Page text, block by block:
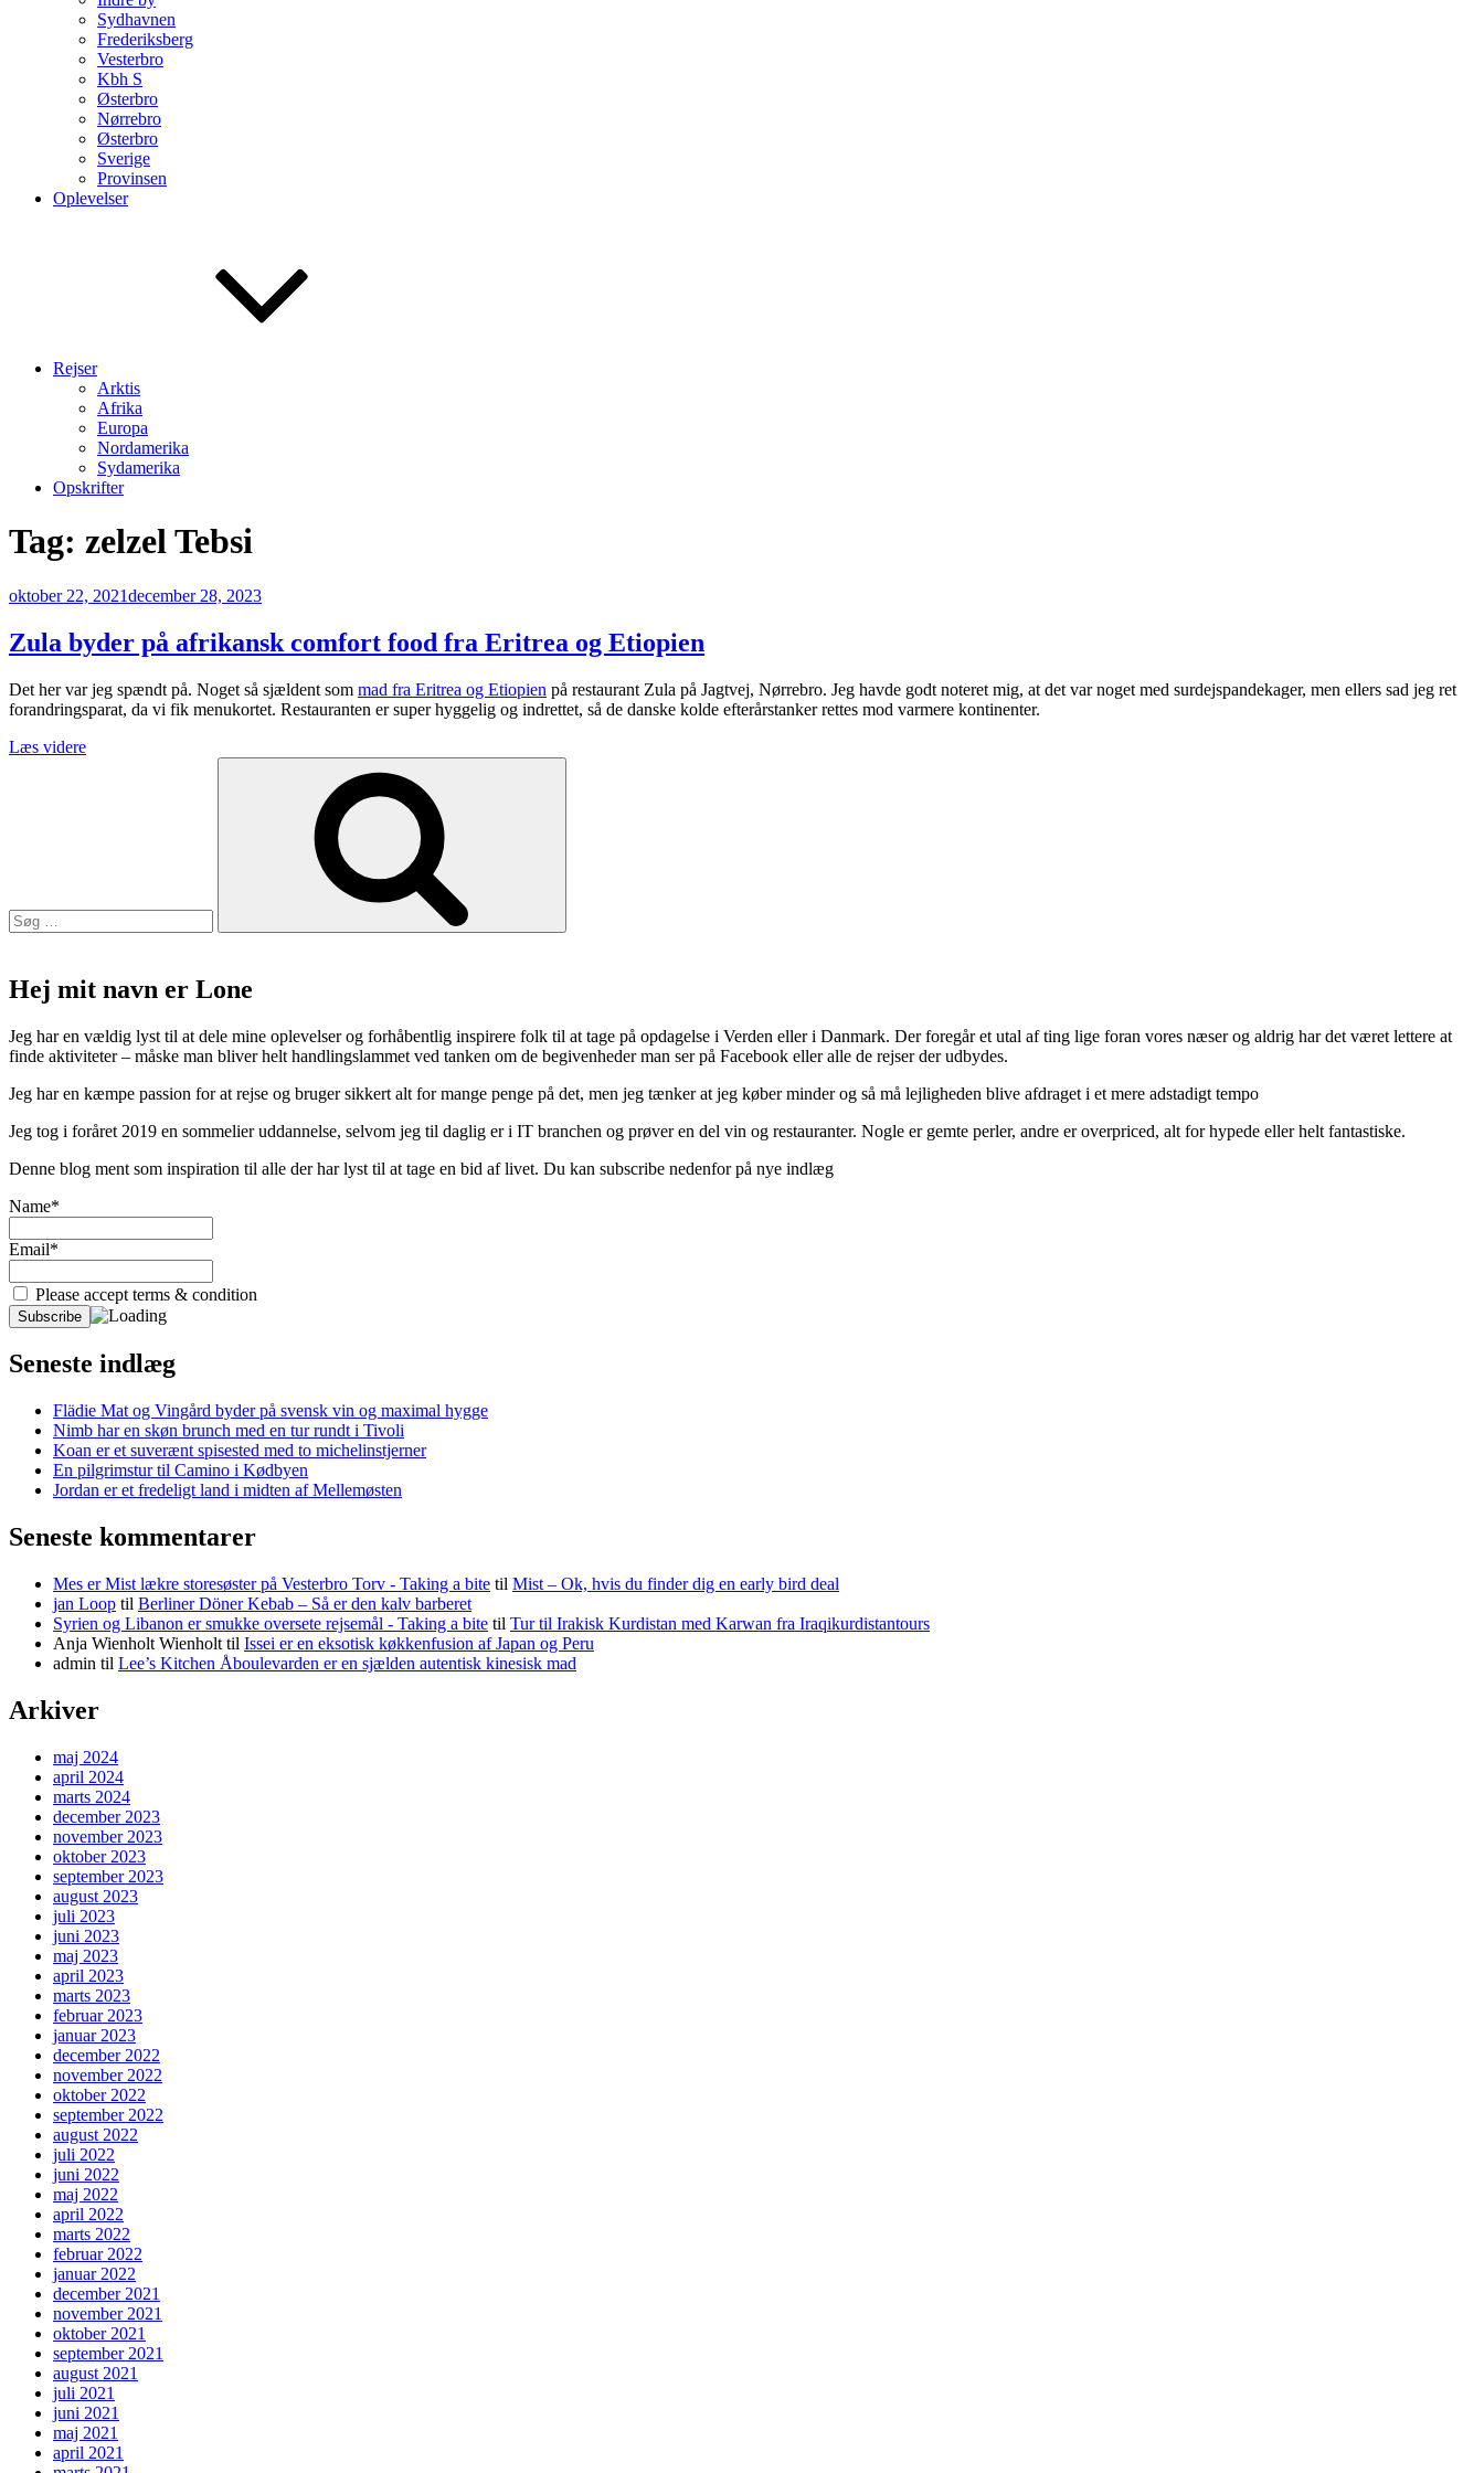
Sydhavnen
Frederiksberg
Vesterbro
Kbh S
Østerbro
Nørrebro
Østerbro
Sverige
Provinsen
Oplevelser
Rejser
Arktis
Afrika
Europa
Nordamerika
Sydamerika
Opskrifter
Tag: zelzel Tebsi
Udgivet
oktober 22, 2021december 28, 2023
Zula byder på afrikansk comfort food fra Eritrea og Etiopien
Det her var jeg spændt på. Noget så sjældent som mad fra Eritrea og Etiopien på restaurant Zula på Jagtvej, Nørrebro. Jeg havde godt noteret mig, at det var noget med surdejspandekager, men ellers sad jeg ret
forandringsparat, da vi fik menukortet. Restauranten er super hyggelig og indrettet, så de danske kolde efterårstanker rettes mod varmere kontinenter.
Læs videre“Zula
Hej mit navn er Lone
Jeg har en vældig lyst til at dele mine oplevelser og forhåbentlig inspirere folk til at tage på opdagelse i Verden eller i Danmark. Der foregår et utal af ting lige foran vores næser og aldrig har det været lettere at
finde aktiviteter – måske man bliver helt handlingslammet ved tanken om de begivenheder man ser på Facebook eller alle de rejser der udbydes.
Jeg har en kæmpe passion for at rejse og bruger sikkert alt for mange penge på det, men jeg tænker at jeg køber minder og så må lejligheden blive afdraget i et mere adstadigt tempo
Jeg tog i foråret 2019 en sommelier uddannelse, selvom jeg til daglig er i IT branchen og prøver en del vin og restauranter. Nogle er gemte perler, andre er overpriced, alt for hypede eller helt fantastiske.
Denne blog ment som inspiration til alle der har lyst til at tage en bid af livet. Du kan subscribe nedenfor på nye indlæg
Name*
Email*
Please accept terms & condition
Seneste indlæg
Flädie Mat og Vingård byder på svensk vin og maximal hygge
Nimb har en skøn brunch med en tur rundt i Tivoli
Koan er et suverænt spisested med to michelinstjerner
En pilgrimstur til Camino i Kødbyen
Jordan er et fredeligt land i midten af Mellemøsten
Seneste kommentarer
Mes er Mist lækre storesøster på Vesterbro Torv - Taking a bite til Mist – Ok, hvis du finder dig en early bird deal
jan Loop til Berliner Döner Kebab – Så er den kalv barberet
Syrien og Libanon er smukke oversete rejsemål - Taking a bite til Tur til Irakisk Kurdistan med Karwan fra Iraqikurdistantours
Anja Wienholt Wienholt til Issei er en eksotisk køkkenfusion af Japan og Peru
admin til Lee’s Kitchen Åboulevarden er en sjælden autentisk kinesisk mad
Arkiver
maj 2024
april 2024
marts 2024
december 2023
november 2023
oktober 2023
september 2023
august 2023
juli 2023
juni 2023
maj 2023
april 2023
marts 2023
februar 2023
januar 2023
december 2022
november 2022
oktober 2022
september 2022
august 2022
juli 2022
juni 2022
maj 2022
april 2022
marts 2022
februar 2022
januar 2022
december 2021
november 2021
oktober 2021
september 2021
august 2021
juli 2021
juni 2021
maj 2021
april 2021